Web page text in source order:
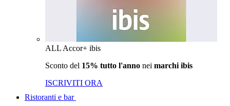
ALL Accor+ ibis
Sconto del 15% tutto l'anno nei marchi ibis
ISCRIVITI ORA
Ristoranti e bar